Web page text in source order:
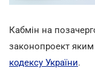
Кабмін на
законопроект
кодексу України.